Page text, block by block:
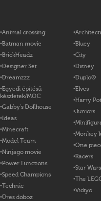
Animal crossing
Batman movie
BrickHeadz
Designer Set
Dreamzzz
Egyedi építésű
készletek/MOC
Gabby's Dollhouse
Ideas
Minecraft
Model Team
Ninjago movie
Power Functions
Speed Champions
Technic
Üres doboz
Bluey
City
Disney
Duplo®
Elves
Harry
Juniors
Monkey
One
Racers
Star
The
Vidiyo